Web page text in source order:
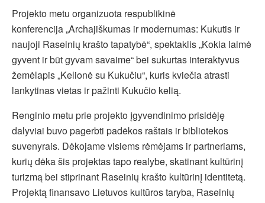
Projekto metu organizuota respublikinė
konferencija „Archajiškumas ir modernumas: Kukutis ir
naujoji Raseinių krašto tapatybė“, spektaklis „Kokia laimė
gyvent ir būt gyvam savaime“ bei sukurtas interaktyvus
žemėlapis „Kelionė su Kukučiu“, kuris kviečia atrasti
lankytinas vietas ir pažinti Kukučio kelią.
Renginio metu prie projekto įgyvendinimo prisidėję
dalyviai buvo pagerbti padėkos raštais ir bibliotekos
suvenyrais. Dėkojame visiems rėmėjams ir partneriams,
kurių dėka šis projektas tapo realybe, skatinant kultūrinį
turizmą bei stiprinant Raseinių krašto kultūrinį identitetą.
Projektą finansavo Lietuvos kultūros taryba, Raseinių